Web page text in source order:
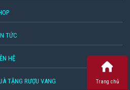
TỨC
HỆ
TẶNG RƯỢU VANG Trang chủ